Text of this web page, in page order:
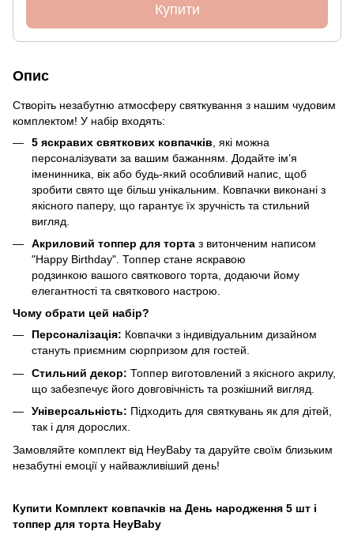
Купити
Опис
Створіть незабутню атмосферу святкування з нашим чудовим
комплектом! У набір входять:
5 яскравих святкових ковпачків , які можна
персоналізувати за вашим бажанням. Додайте ім’я
іменинника, вік або будь-який особливий напис, щоб
зробити свято ще більш унікальним. Ковпачки виконані з
якісного паперу, що гарантує їх зручність та стильний
вигляд.
Акриловий топпер для торта з витонченим написом
"Happy Birthday". Топпер стане яскравою
родзинкою вашого святкового торта, додаючи йому
елегантності та святкового настрою.
Чому обрати цей набір?
Персоналізація: Ковпачки з індивідуальним дизайном
стануть приємним сюрпризом для гостей.
Стильний декор: Топпер виготовлений з якісного акрилу,
що забезпечує його довговічність та розкішний вигляд.
Універсальність: Підходить для святкувань як для дітей,
так і для дорослих.
Замовляйте комплект від HeyBaby та даруйте своїм близьким
незабутні емоції у найважливіший день!
Купити Комплект ковпачків на День народження 5 шт і
топпер для торта HeyBaby